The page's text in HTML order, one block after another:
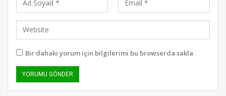
Bir dahaki yorum için bilgilerimi bu browserda sakla